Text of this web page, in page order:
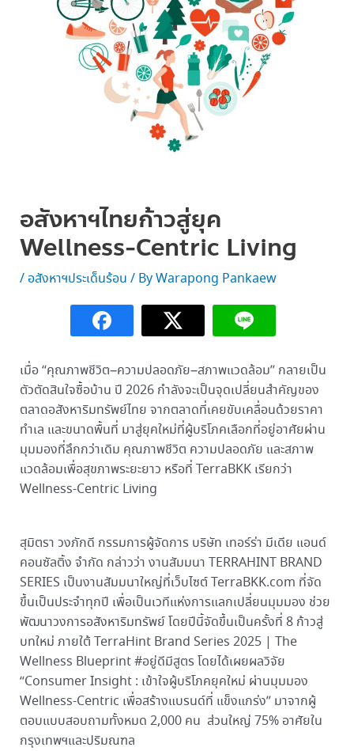
อสังหาฯไทยก้าวสู่ยุค
Wellness-Centric Living
/ อสังหาฯประเด็นร้อน / ByWarapong Pankaew
เมื่อ “คุณภาพชีวิต–ความปลอดภัย–สภาพแวดล้อม” กลายเป็น
ตัวตัดสินใจซื้อบ้าน ปี 2026 กำลังจะเป็นจุดเปลี่ยนสำคัญของ
ตลาดอสังหาริมทรัพย์ไทย จากตลาดที่เคยขับเคลื่อนด้วยราคา
ทำเล และขนาดพื้นที่ มาสู่ยุคใหม่ที่ผู้บริโภคเลือกที่อยู่อาศัยผ่าน
มุมมองที่ลึกกว่าเดิม คุณภาพชีวิต ความปลอดภัย และสภาพ
แวดล้อมเพื่อสุขภาพระยะยาว หรือที่ TerraBKK เรียกว่า
Wellness-Centric Living
สุมิตรา วงภักดี กรรมการผู้จัดการ บริษัท เทอร์ร่า มีเดีย แอนด์
คอนซัลติ้ง จำกัด กล่าวว่า งานสัมมนา TERRAHINT BRAND
SERIES เป็นงานสัมมนาใหญ่ที่เว็บไซต์ TerraBKK.com ที่จัด
ขึ้นเป็นประจำทุกปี เพื่อเป็นเวทีแห่งการแลกเปลี่ยนมุมมอง ช่วย
พัฒนาวงการอสังหาริมทรัพย์ โดยปีนี้จัดขึ้นเป็นครั้งที่ 8 ก้าวสู่
บทใหม่ ภายใต้ TerraHint Brand Series 2025 | The
Wellness Blueprint #อยู่ดีมีสูตร โดยได้เผยผลวิจัย
“Consumer Insight : เข้าใจผู้บริโภคยุคใหม่ ผ่านมุมมอง
Wellness-Centric เพื่อสร้างแบรนด์ที่ แข็งแกร่ง” มาจากผู้
ตอบแบบสอบถามทั้งหมด 2,000 คน ส่วนใหญ่ 75% อาศัยใน
กรุงเทพฯและปริมณฑล